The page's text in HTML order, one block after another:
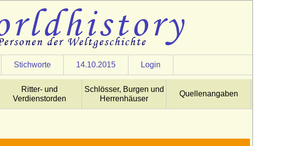
Stichworte 14.10.2015 Login
Ritter- und
Verdienstorden
Schlösser, Burgen und
Herrenhäuser
Quellenangaben